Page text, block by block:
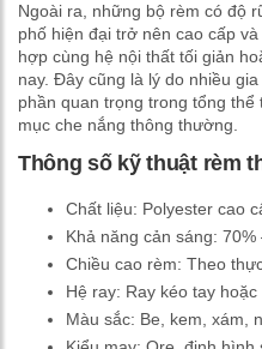
Ngoài ra, những bộ rèm có độ
phố hiện đại trở nên cao cấp
hợp cùng hệ nội thất tối giản
nay. Đây cũng là lý do nhiều
phần quan trọng trong tổng
mục che nắng thông thường.
Thông số kỹ thuật rèm
Chất liệu: Polyester cao
Khả năng cản sáng: 70%
Chiều cao rèm: Theo
Hệ ray: Ray kéo tay
Màu sắc: Be, kem, xám,